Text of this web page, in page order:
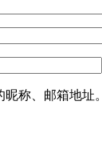
称、邮箱地址。